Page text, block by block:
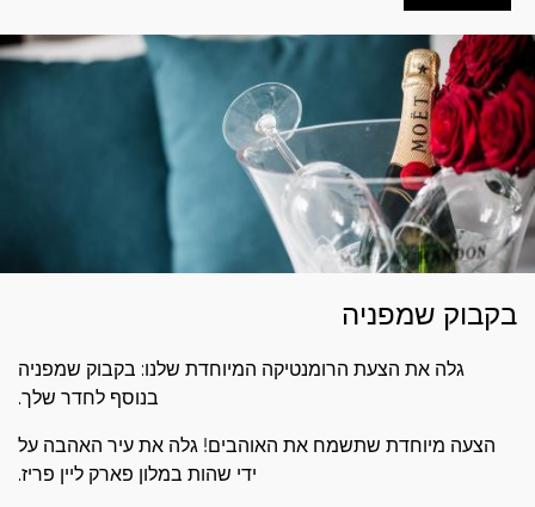
בקבוק שמפניה
גלה את הצעת הרומנטיקה המיוחדת שלנו: בקבוק שמפניה
בנוסף לחדר שלך.
הצעה מיוחדת שתשמח את האוהבים! גלה את עיר האהבה על
ידי שהות במלון פארק ליין פריז.